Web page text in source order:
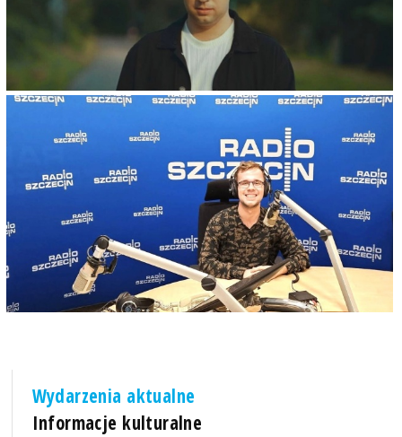
Wydarzenia aktualne
Informacje kulturalne